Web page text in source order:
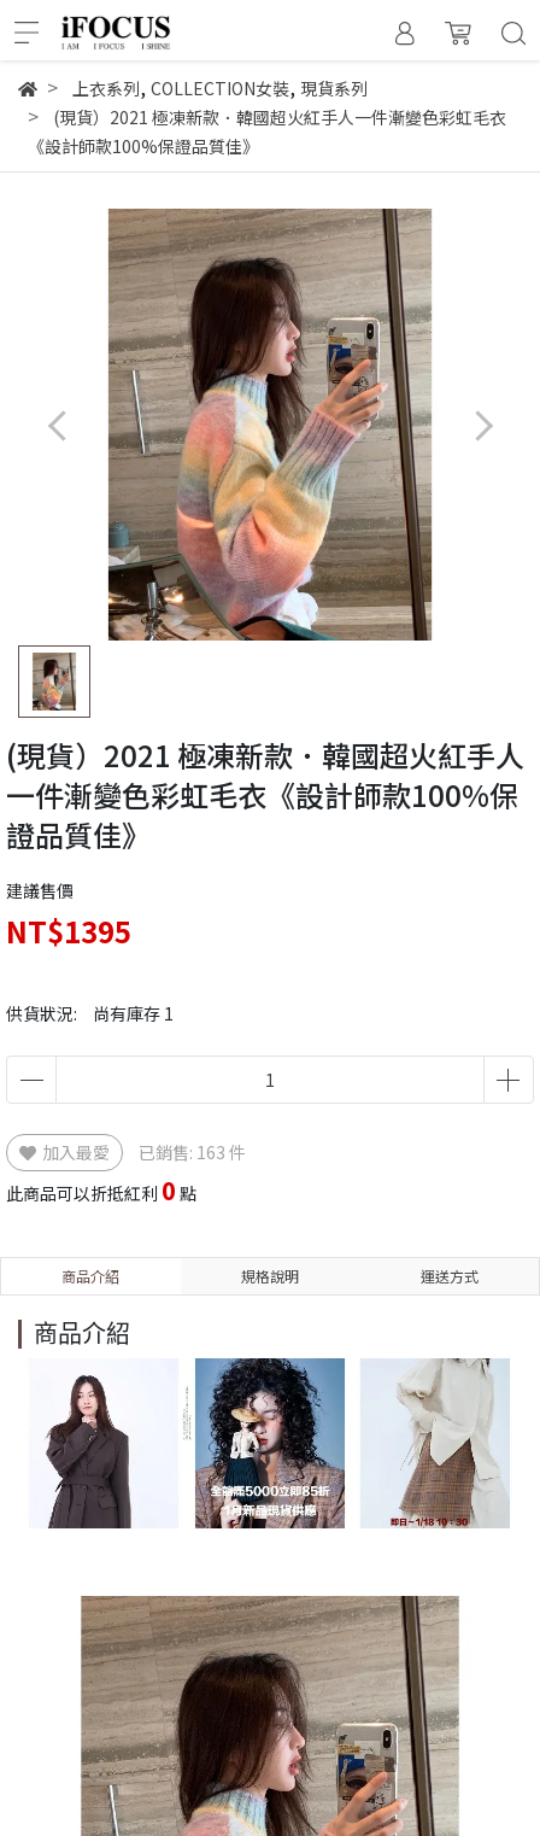
上衣系列, COLLECTION女裝, 現貨系列
(現貨）2021 極凍新款．韓國超火紅手人一件漸變色彩虹毛衣
《設計師款100%保證品質佳》
(現貨）2021 極凍新款．韓國超火紅手人
一件漸變色彩虹毛衣《設計師款100%保
證品質佳》
建議售價
NT$1395
供貨狀況: 尚有庫存 1
加入最愛
已銷售: 163 件
此商品可以折抵紅利 0 點
商品介紹 規格說明 運送方式
商品介紹